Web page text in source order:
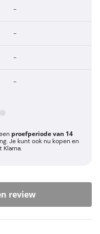
-
-
-
-
proefperiode van 14
Je kunt ook nu kopen en
review